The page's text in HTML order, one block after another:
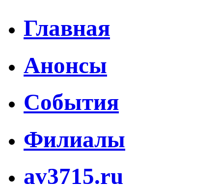
Главная
Анонсы
События
Филиалы
av3715.ru